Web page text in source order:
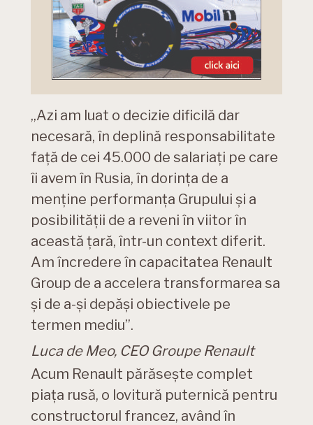
„Azi am luat o decizie dificilă dar
necesară, în deplină responsabilitate
faţă de cei 45.000 de salariați pe care
îi avem în Rusia, în dorința de a
menține performanța Grupului şi a
posibilității de a reveni în viitor în
această țară, într-un context diferit.
Am încredere în capacitatea Renault
Group de a accelera transformarea sa
şi de a-şi depăși obiectivele pe
termen mediu”.
Luca de Meo, CEO Groupe Renault
Acum Renault părăsește complet
piața rusă, o lovitură puternică pentru
constructorul francez, având în